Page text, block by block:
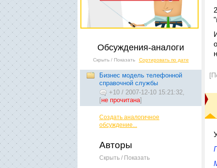
Обсуждения-аналоги
Скрыть / Показать Сортировать по дате
Бизнес модель телефонной
справочной службы
+10 / 2007-12-10 15:21:32,
[не прочитана]
Создать аналогичное
обсуждение...
Авторы
Скрыть / Показать